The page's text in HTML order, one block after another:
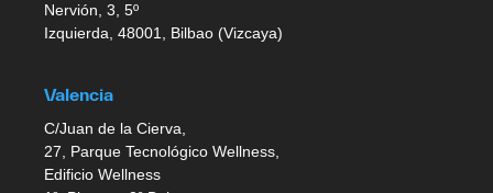
Nervión, 3, 5º
Izquierda, 48001, Bilbao (Vizcaya)
Valencia
C/Juan de la Cierva,
27, Parque Tecnológico Wellness,
Edificio Wellness